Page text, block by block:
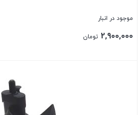
موجود در انبار
2,900,000 تومان